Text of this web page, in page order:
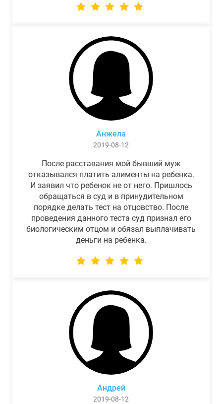
Анжела
2019-08-12
После расставания мой бывший муж
отказывался платить алименты на ребенка.
И заявил что ребенок не от него. Пришлось
обращаться в суд и в принудительном
порядке делать тест на отцовство. После
проведения данного теста суд признал его
биологическим отцом и обязал выплачивать
деньги на ребенка.
Андрей
2019-08-12